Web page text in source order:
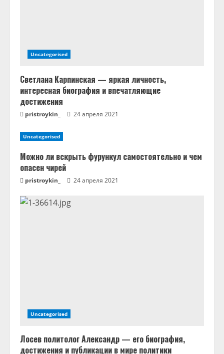
Uncategorised
Светлана Карпинская — яркая личность,
интересная биография и впечатляющие
достижения
pristroykin_ 24 апреля 2021
Uncategorised
Можно ли вскрыть фурункул самостоятельно и чем
опасен чирей
pristroykin_ 24 апреля 2021
Uncategorised
Лосев политолог Александр — его биография,
достижения и публикации в мире политики